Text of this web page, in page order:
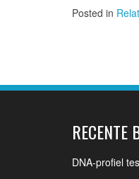
Posted in
RECENTE
DNA-profiel